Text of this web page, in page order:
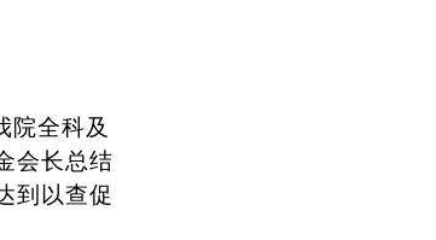
院全科及
会长总结
到以查促